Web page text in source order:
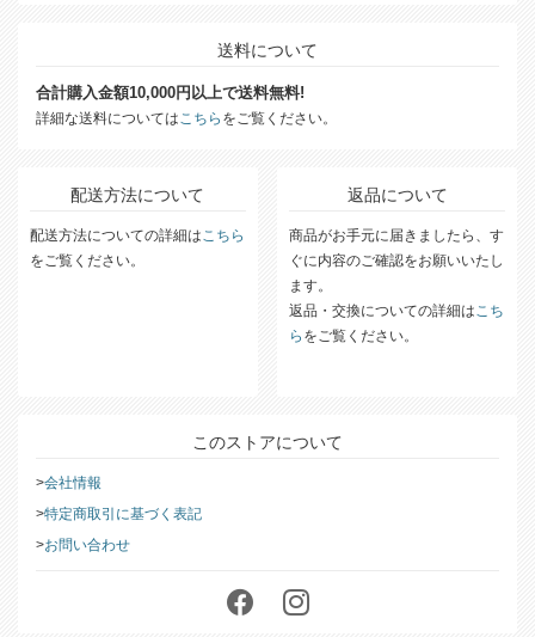
送料について
合計購入金額10,000円以上で送料無料!
詳細な送料についてはこちら をご覧ください。
配送方法について
配送方法についての詳細はこちら
をご覧ください。
返品について
商品がお手元に届きましたら、す
ぐに内容のご確認をお願いいたし
ます。
返品・交換についての詳細はこち
ら をご覧ください。
このストアについて
会社情報
特定商取引に基づく表記
お問い合わせ